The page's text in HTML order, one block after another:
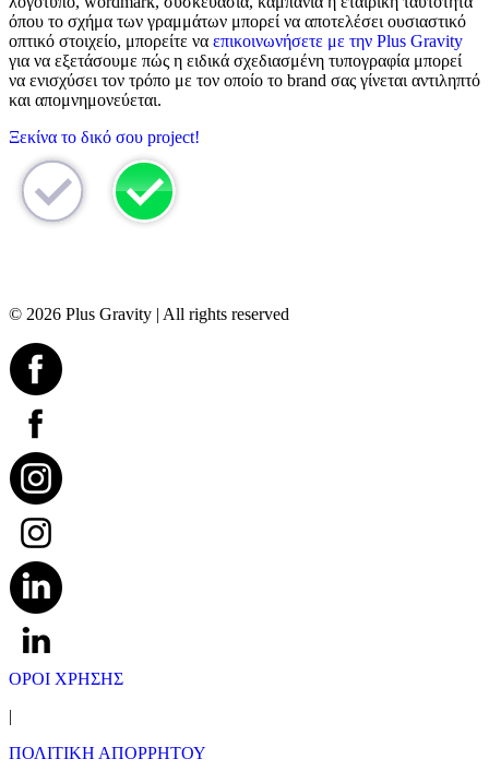
όπου το σχήμα των γραμμάτων μπορεί να αποτελέσει ουσιαστικό
οπτικό στοιχείο, μπορείτε να επικοινωνήσετε με την Plus Gravity
για να εξετάσουμε πώς η ειδικά σχεδιασμένη τυπογραφία μπορεί
να ενισχύσει τον τρόπο με τον οποίο το brand σας γίνεται αντιληπτό
και απομνημονεύεται.
Ξεκίνα το δικό σου project!
© 2026 Plus Gravity | All rights reserved
ΟΡΟΙ ΧΡΗΣΗΣ
|
ΠΟΛΙΤΙΚΗ ΑΠΟΡΡΗΤΟΥ